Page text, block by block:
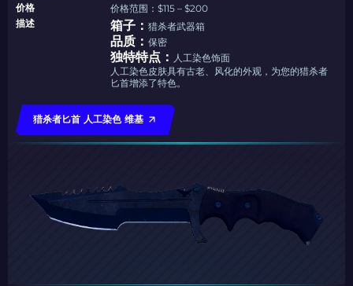
价格
价格范围：$115 – $200
描述
箱子：猎杀者武器箱
品质：保密
独特特点： 人工染色饰面
人工染色皮肤具有古老、风化的外观，为您的猎杀者
匕首增添了特色。
猎杀者匕首 人工染色 维基